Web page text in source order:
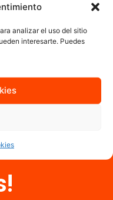
analizar el uso del sitio
interesarte. Puedes
San
y el presupuesto
eficientes y
equipo especializado
atención personalizada.
ideas en realidades